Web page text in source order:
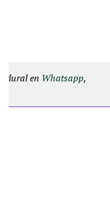
Plural en Whatsapp,